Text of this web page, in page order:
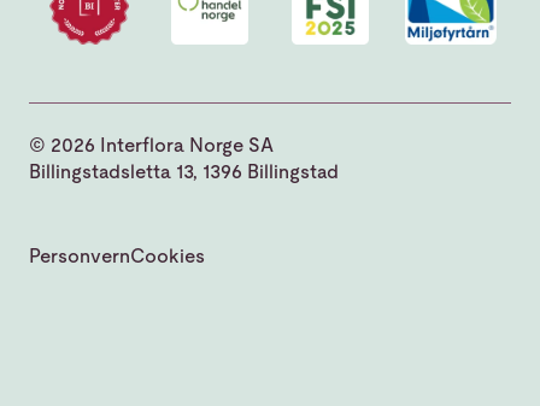
© 2026 Interflora Norge SA
Billingstadsletta 13, 1396 Billingstad
PersonvernCookies